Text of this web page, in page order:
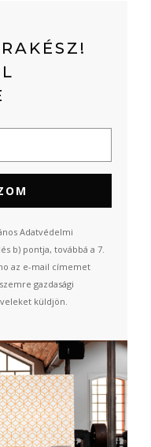
Adatvédelmi
b) pontja, továbbá a 7.
az e-mail címemet
gazdasági
küldjön.